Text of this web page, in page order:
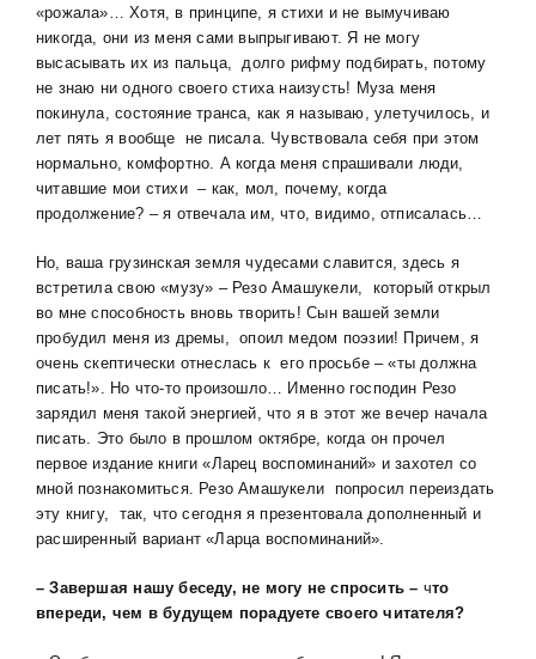
«рожала»… Хотя, в принципе, я стихи и не вымучиваю
никогда, они из меня сами выпрыгивают. Я не могу
высасывать их из пальца, долго рифму подбирать, потому
не знаю ни одного своего стиха наизусть! Муза меня
покинула, состояние транса, как я называю, улетучилось, и
лет пять я вообще не писала. Чувствовала себя при этом
нормально, комфортно. А когда меня спрашивали люди,
читавшие мои стихи – как, мол, почему, когда
продолжение? – я отвечала им, что, видимо, отписалась…
Но, ваша грузинская земля чудесами славится, здесь я
встретила свою «музу» – Резо Амашукели, который открыл
во мне способность вновь творить! Сын вашей земли
пробудил меня из дремы, опоил медом поэзии! Причем, я
очень скептически отнеслась к его просьбе – «ты должна
писать!». Но что-то произошло… Именно господин Резо
зарядил меня такой энергией, что я в этот же вечер начала
писать. Это было в прошлом октябре, когда он прочел
первое издание книги «Ларец воспоминаний» и захотел со
мной познакомиться. Резо Амашукели попросил переиздать
эту книгу, так, что сегодня я презентовала дополненный и
расширенный вариант «Ларца воспоминаний».
– Завершая нашу беседу, не могу не спросить – что
впереди, чем в будущем порадуете своего читателя?